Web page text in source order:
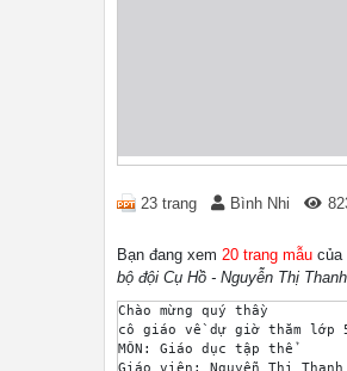
23 trang Bình Nhi
Bạn đang xem20 trang mẫu của
bộ đội Cụ Hồ - Nguyễn Thị
Chào mừng quý thầy
cô giáo về dự giờ thăm lớp
MÔN: Giáo dục tập thể